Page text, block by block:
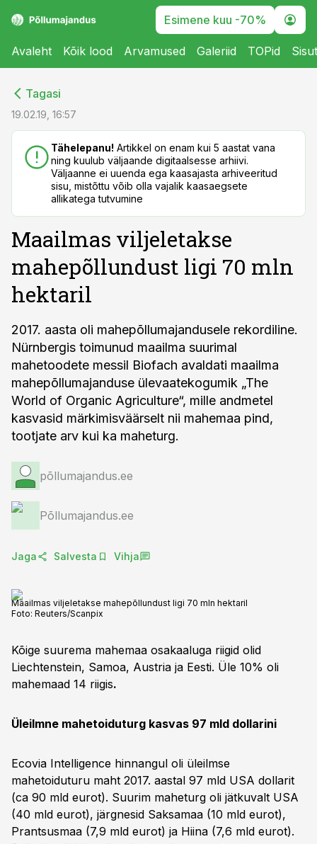
Esimene kuu -70%
Avaleht Kõik lood Arvamused Galeriid TOPid
Tagasi
19.02.19, 16:57
Tähelepanu! Artikkel on enam kui 5 aastat vana
ning kuulub väljaande digitaalsesse arhiivi.
Väljaanne ei uuenda ega kaasajasta arhiveeritud
sisu, mistõttu võib olla vajalik kaasaegsete
allikatega tutvumine
Maailmas viljeletakse
mahepõllundust ligi 70 mln
hektaril
2017. aasta oli mahepõllumajandusele rekordiline.
Nürnbergis toimunud maailma suurimal
mahetoodete messil Biofach avaldati maailma
mahepõllumajanduse ülevaatekogumik „The
World of Organic Agriculture“, mille andmetel
kasvasid märkimisväärselt nii mahemaa pind,
tootjate arv kui ka maheturg.
põllumajandus.ee
Põllumajandus.ee
Jaga Salvesta Vihja
Maailmas viljeletakse mahepõllundust ligi 70 mln hektaril
Foto: Reuters/Scanpix
Kõige suurema mahemaa osakaaluga riigid olid
Liechtenstein, Samoa, Austria ja Eesti. Üle 10% oli
mahemaad 14 riigis.
Üleilmne mahetoiduturg kasvas 97 mld dollarini
Ecovia Intelligence hinnangul oli üleilmse
mahetoiduturu maht 2017. aastal 97 mld USA dollarit
(ca 90 mld eurot). Suurim maheturg oli jätkuvalt USA
(40 mld eurot), järgnesid Saksamaa (10 mld eurot),
Prantsusmaa (7,9 mld eurot) ja Hiina (7,6 mld eurot).